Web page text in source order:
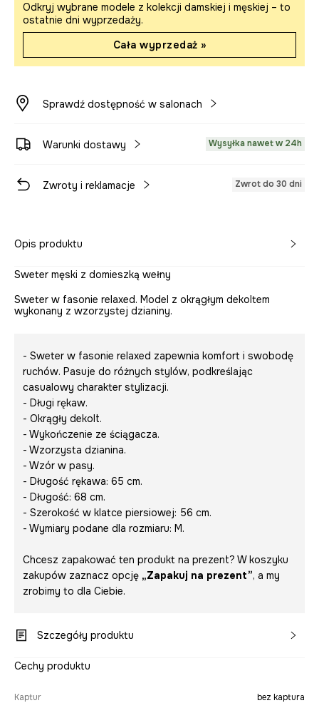
Odkryj wybrane modele z kolekcji damskiej i męskiej – to
ostatnie dni wyprzedaży.
Cała wyprzedaż »
Sprawdź dostępność w salonach
Warunki dostawy Wysyłka nawet w 24h
Zwroty i reklamacje Zwrot do 30 dni
Opis produktu
Sweter męski z domieszką wełny
Sweter w fasonie relaxed. Model z okrągłym dekoltem
wykonany z wzorzystej dzianiny.
- Sweter w fasonie relaxed zapewnia komfort i swobodę
ruchów. Pasuje do różnych stylów, podkreślając
casualowy charakter stylizacji.
- Długi rękaw.
- Okrągły dekolt.
- Wykończenie ze ściągacza.
- Wzorzysta dzianina.
- Wzór w pasy.
- Długość rękawa: 65 cm.
- Długość: 68 cm.
- Szerokość w klatce piersiowej: 56 cm.
- Wymiary podane dla rozmiaru: M.
Chcesz zapakować ten produkt na prezent? W koszyku
zakupów zaznacz opcję „Zapakuj na prezent”, a my
zrobimy to dla Ciebie.
Szczegóły produktu
Cechy produktu
Kaptur bez kaptura